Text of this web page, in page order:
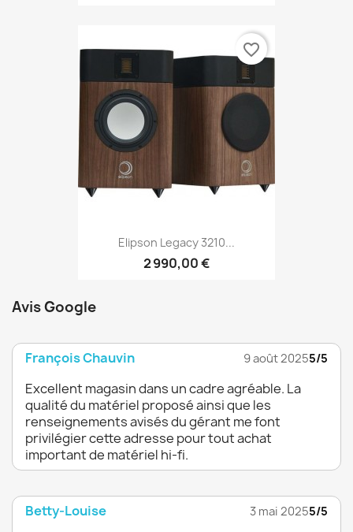
Elipson Legacy 3210...
2 990,00 €
favorite_border
Avis Google
François Chauvin 9 août 20255/5
Excellent magasin dans un cadre agréable. La
qualité du matériel proposé ainsi que les
renseignements avisés du gérant me font
privilégier cette adresse pour tout achat
important de matériel hi-fi.
Betty-Louise 3 mai 20255/5